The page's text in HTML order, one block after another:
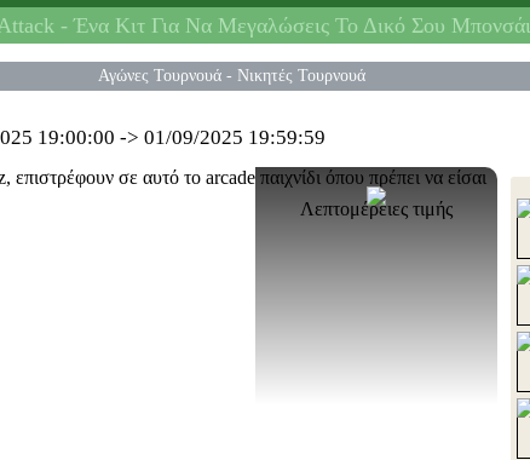
-Ένα Κιτ Για Να Μεγαλώσεις Το Δικό Σου Μπονσάι
Αγώνες Τουρνουά- Νικητές Τουρνουά
19:00:00 ->01/09/2025 19:59:59
Λεπτομέρειες τιμής